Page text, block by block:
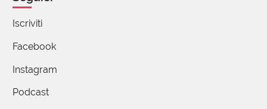
“pupi”, “pupæ” e 🇬🇧puppets,
pupilli/e, putti e 🇪🇦putas,
6 reazioni
Iscriviti
Facebook
Instagram
Podcast